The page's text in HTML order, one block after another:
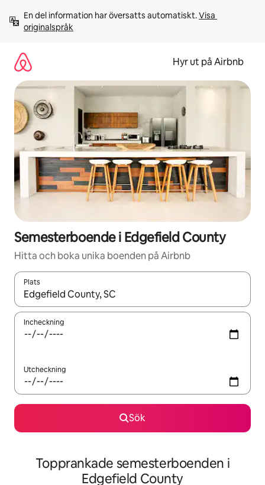
innehåll
En del information har översatts automatiskt. Visa
originalspråk
Hyr ut på Airbnb
Semesterboende i Edgefield County
Hitta och boka unika boenden på Airbnb
Plats
När resultaten är tillgängliga kan du navigera med upp- och
Incheckning
Utcheckning
Sök
Topprankade semesterboenden i
Edgefield County